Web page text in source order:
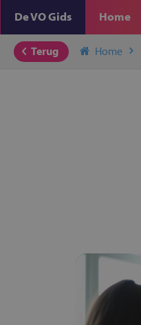
De VO Gids Home
Terug Home